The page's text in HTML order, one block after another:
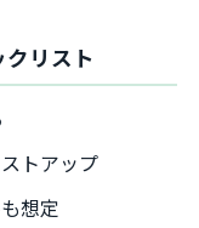
リスト
トアップ
想定